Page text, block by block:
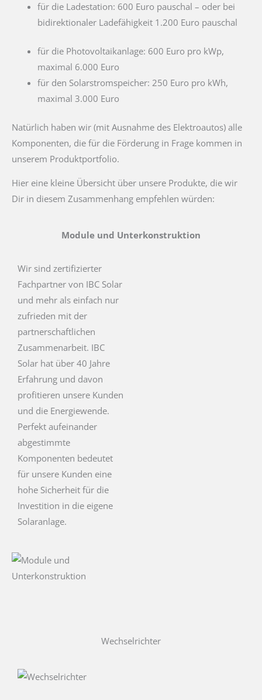
für die Ladestation: 600 Euro pauschal – oder bei
bidirektionaler Ladefähigkeit 1.200 Euro pauschal
für die Photovoltaikanlage: 600 Euro pro kWp,
maximal 6.000 Euro
für den Solarstromspeicher: 250 Euro pro kWh,
maximal 3.000 Euro
Natürlich haben wir (mit Ausnahme des Elektroautos) alle
Komponenten, die für die Förderung in Frage kommen in
unserem Produktportfolio.
Hier eine kleine Übersicht über unsere Produkte, die wir
Dir in diesem Zusammenhang empfehlen würden:
Module und Unterkonstruktion
Wir sind zertifizierter
Fachpartner von IBC Solar
und mehr als einfach nur
zufrieden mit der
partnerschaftlichen
Zusammenarbeit. IBC
Solar hat über 40 Jahre
Erfahrung und davon
profitieren unsere Kunden
und die Energiewende.
Perfekt aufeinander
abgestimmte
Komponenten bedeutet
für unsere Kunden eine
hohe Sicherheit für die
Investition in die eigene
Solaranlage.
Wechselrichter